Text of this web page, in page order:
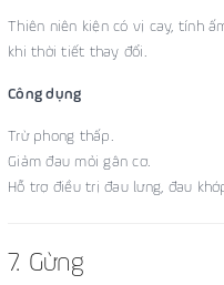
Thiên niên kiện có vị cay, tính
khi thời tiết thay đổi.
Công dụng
Trừ phong thấp.
Giảm đau mỏi gân cơ.
Hỗ trợ điều trị đau lưng, đau
7. Gừng